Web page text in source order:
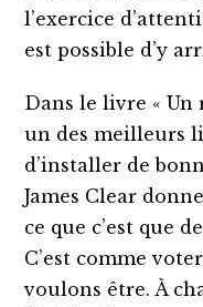
l’exercice
est possible d’y
Dans le livre «
un des meilleurs
d’installer de
James Clear
ce que c’est que
C’est comme
voulons être. À